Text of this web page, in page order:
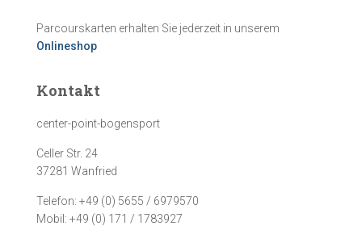
Parcourskarten erhalten Sie jederzeit in unserem
Onlineshop
Kontakt
center-point-bogensport
Celler Str. 24
37281 Wanfried
Telefon: +49 (0) 5655 / 6979570
Mobil: +49 (0) 171 / 1783927